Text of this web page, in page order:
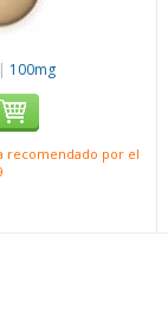
| 100mg
recomendado por el